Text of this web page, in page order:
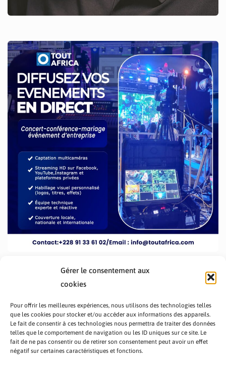
Gérer le consentement aux
cookies
Pour offrir les meilleures expériences, nous utilisons des technologies telles
que les cookies pour stocker et/ou accéder aux informations des appareils.
Le fait de consentir à ces technologies nous permettra de traiter des données
telles que le comportement de navigation ou les ID uniques sur ce site. Le
fait de ne pas consentir ou de retirer son consentement peut avoir un effet
négatif sur certaines caractéristiques et fonctions.
PRÉSENTATION TOUTAFRICA
A PROPOS